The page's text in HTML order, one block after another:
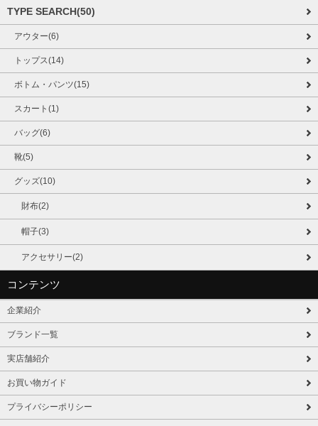
TYPE SEARCH(50)
アウター(6)
トップス(14)
ボトム・パンツ(15)
スカート(1)
バッグ(6)
靴(5)
グッズ(10)
財布(2)
帽子(3)
アクセサリー(2)
コンテンツ
企業紹介
ブランド一覧
実店舗紹介
お買い物ガイド
プライバシーポリシー